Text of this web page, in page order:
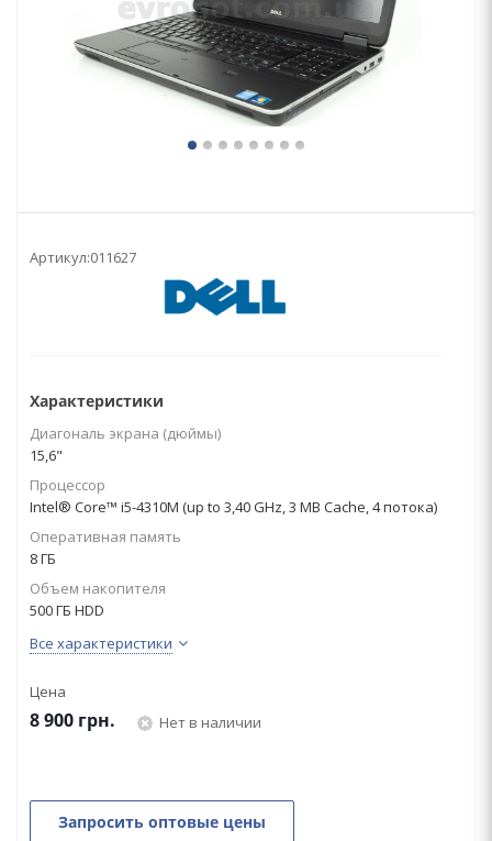
Артикул:011627
Характеристики
Диагональ экрана (дюймы)
15,6"
Процессор
Intel® Core™ i5-4310M (up to 3,40 GHz, 3 MB Cache, 4 потока)
Оперативная память
8 ГБ
Объем накопителя
500 ГБ HDD
Все характеристики
Цена
8 900 грн. Нет в наличии
Запросить оптовые цены